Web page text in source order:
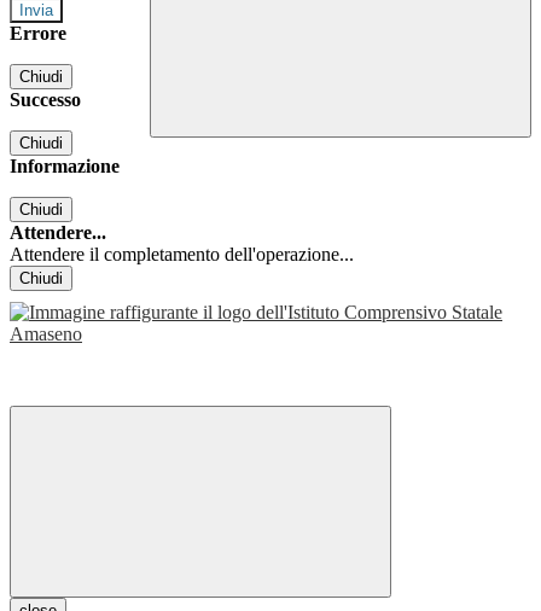
Errore
Chiudi
Successo
Chiudi
Informazione
Chiudi
Attendere...
Attendere il completamento dell'operazione...
Chiudi